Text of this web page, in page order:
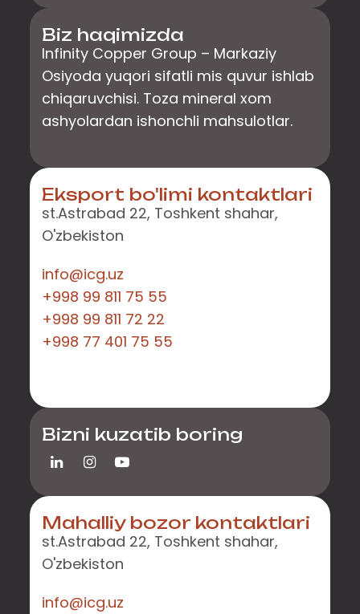
Biz haqimizda
Infinity Copper Group – Markaziy
Osiyoda yuqori sifatli mis quvur ishlab
chiqaruvchisi. Toza mineral xom
ashyolardan ishonchli mahsulotlar.
Eksport bo'limi kontaktlari
st.Astrabad 22, Toshkent shahar,
O'zbekiston
info@icg.uz
+998 99 811 75 55
+998 99 811 72 22
+998 77 401 75 55
Bizni kuzatib boring
Mahalliy bozor kontaktlari
st.Astrabad 22, Toshkent shahar,
O'zbekiston
info@icg.uz